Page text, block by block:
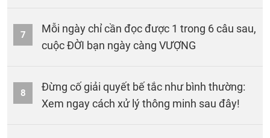
7
Mỗi ngày chỉ cần đọc được 1 trong 6 câu sau,
cuộc ĐỜI bạn ngày càng VƯỢNG
8
Đừng cố giải quyết bế tắc như bình thường:
Xem ngay cách xử lý thông minh sau đây!